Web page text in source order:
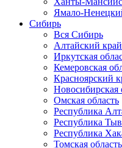
Ямало-
Сибирь
Вся Сибирь
Алтайский край
Иркутская
Кемеровская
Красноярский
Новосибирская
Омская область
Республика
Республика
Республика
Томская область